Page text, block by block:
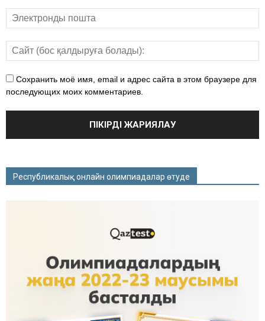
Сохранить моё имя, email и адрес сайта в этом браузере для
последующих моих комментариев.
Республикалық онлайн олимпиадалар өтуде